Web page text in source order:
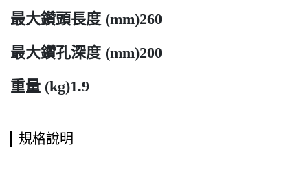
最大鑽頭長度 (mm)260
最大鑽孔深度 (mm)200
重量 (kg)1.9
規格說明